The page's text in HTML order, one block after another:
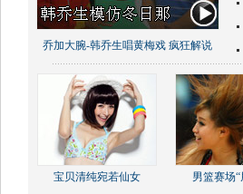
乔加大腕-韩乔生唱黄梅戏 疯狂解说
宝贝清纯宛若仙女 男篮赛场“